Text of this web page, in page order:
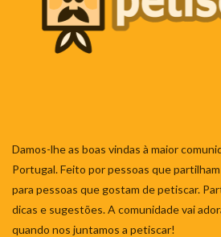
Damos-lhe as boas vindas à maior
Portugal. Feito por pessoas que partilham
para pessoas que gostam de petiscar.
dicas e sugestões. A comunidade vai
quando nos juntamos a petiscar!